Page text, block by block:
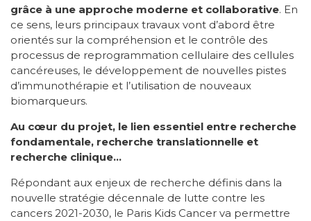
grâce à une approche moderne et collaborative. En
ce sens, leurs principaux travaux vont d’abord être
orientés sur la compréhension et le contrôle des
processus de reprogrammation cellulaire des cellules
cancéreuses, le développement de nouvelles pistes
d’immunothérapie et l’utilisation de nouveaux
biomarqueurs.
Au cœur du projet, le lien essentiel entre recherche
fondamentale, recherche translationnelle et
recherche clinique…
Répondant aux enjeux de recherche définis dans la
nouvelle stratégie décennale de lutte contre les
cancers 2021-2030, le Paris Kids Cancer va permettre